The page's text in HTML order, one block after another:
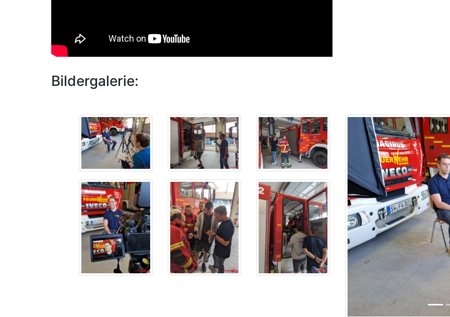
Bildergalerie:
Previous